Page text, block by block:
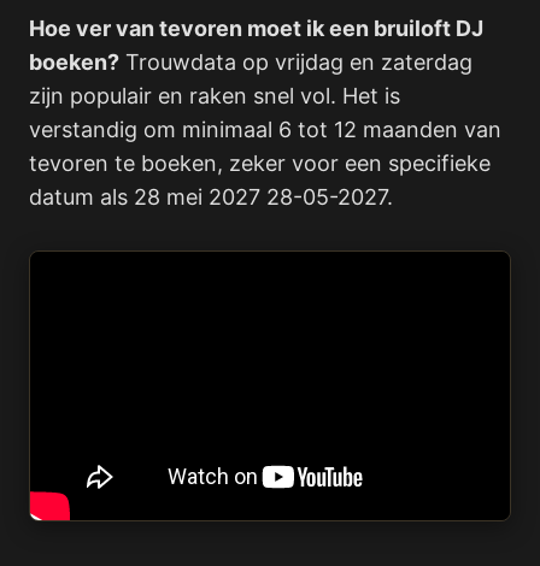
Hoe ver van tevoren moet ik een bruiloft DJ
boeken? Trouwdata op vrijdag en zaterdag
zijn populair en raken snel vol. Het is
verstandig om minimaal 6 tot 12 maanden van
tevoren te boeken, zeker voor een specifieke
datum als 28 mei 2027 28-05-2027.